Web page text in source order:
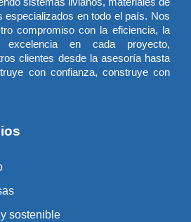
especializados en todo el país. Nos
compromiso con la eficiencia, la
en cada proyecto,
clientes desde la asesoría hasta
con confianza, construye con
sostenible